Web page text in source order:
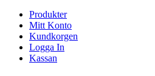
Produkter
Mitt Konto
Kundkorgen
Logga In
Kassan